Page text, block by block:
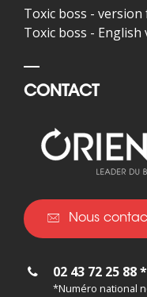
Toxic boss - version
Toxic boss - English
CONTACT
Nous
02 43 72 25 88 *
*Numéro national